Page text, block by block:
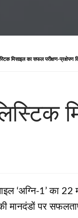
मिसाइल का सफल परीक्षण-प्रक्षेपण
‘अग्नि-1’ का
मानदंडों पर